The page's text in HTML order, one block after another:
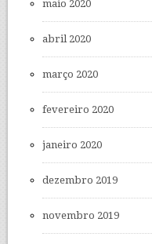
maio 2020
abril 2020
março 2020
fevereiro 2020
janeiro 2020
dezembro 2019
novembro 2019